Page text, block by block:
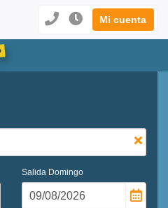
Mi cuenta
Salida Domingo